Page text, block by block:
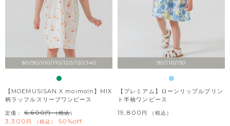
80/90/100/110/120/130/140
【MOEMUSISAN X moimoln】MIX
柄ラッフルスリーブワンピース
定価： 6,600 （税込）
3,300 税込 50%off
90/110/130
【プレミアム】ローンリップルプリン
ト半袖ワンピース
19,800 税込